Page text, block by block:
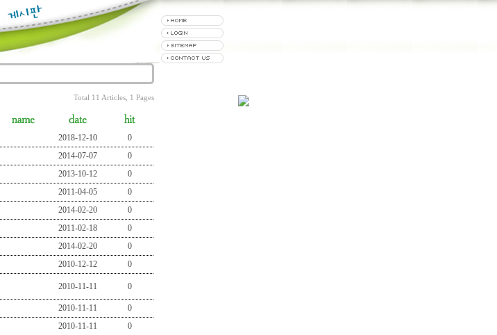
Total 11 Articles, 1 Pages
2018-12-10
0
2014-07-07
0
2013-10-12
0
2011-04-05
0
2014-02-20
0
2011-02-18
0
2014-02-20
0
2010-12-12 0
2010-11-11 0
2010-11-11
0
2010-11-11 0